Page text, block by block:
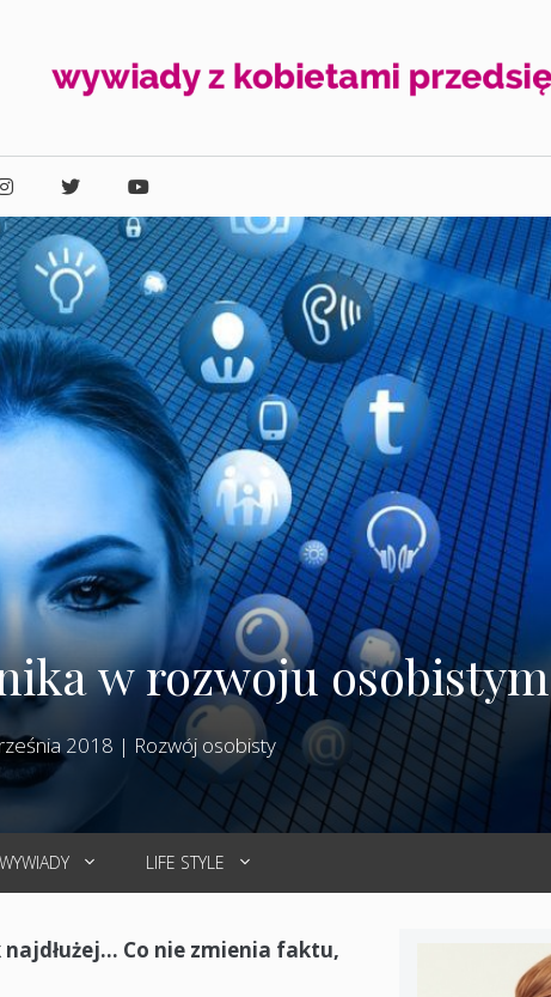
w rozwoju osobistym
2018 | Rozwój osobisty
WYWIADY LIFE STYLE
najdłużej… Co nie zmienia faktu,